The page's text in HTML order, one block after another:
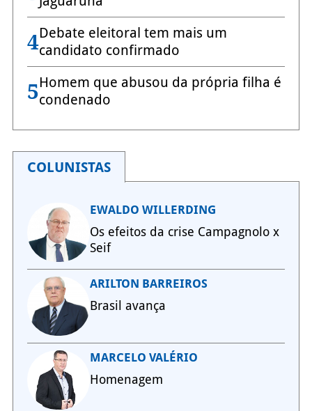
4Debate eleitoral tem mais um
candidato confirmado
5Homem que abusou da própria filha é
condenado
COLUNISTAS
EWALDO WILLERDING
Os efeitos da crise Campagnolo x
Seif
ARILTON BARREIROS
Brasil avança
MARCELO VALÉRIO
Homenagem